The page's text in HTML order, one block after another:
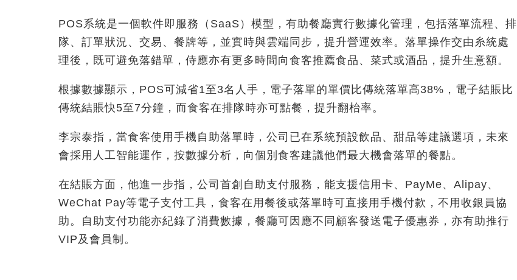
POS系統是一個軟件即服務（SaaS）模型，有助餐廳實行數據化管理，包括落單流程、排
隊、訂單狀況、交易、餐牌等，並實時與雲端同步，提升營運效率。落單操作交由糸統處
理後，既可避免落錯單，侍應亦有更多時間向食客推薦食品、菜式或酒品，提升生意額。
根據數據顯示，POS可減省1至3名人手，電子落單的單價比傳統落單高38%，電子結賬比
傳統結賬快5至7分鐘，而食客在排隊時亦可點餐，提升翻枱率。
李宗泰指，當食客使用手機自助落單時，公司已在系統預設飲品、甜品等建議選項，未來
會採用人工智能運作，按數據分析，向個別食客建議他們最大機會落單的餐點。
在結賬方面，他進一步指，公司首創自助支付服務，能支援信用卡、PayMe、Alipay、
WeChat Pay等電子支付工具，食客在用餐後或落單時可直接用手機付款，不用收銀員協
助。自助支付功能亦紀錄了消費數據，餐廳可因應不同顧客發送電子優惠券，亦有助推行
VIP及會員制。